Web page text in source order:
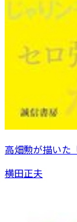
高畑勲が描いた
横田正夫